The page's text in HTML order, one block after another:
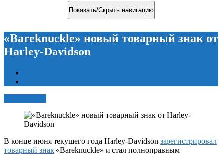
Показать/Скрыть навигацию
«Bareknuckle» новый товарный знак от
Harley-Davidson
В конце июня текущего года Harley-Davidson зарегистрировал
товарный знак «Bareknuckle» и стал полноправным